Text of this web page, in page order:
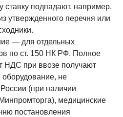
ставку подпадают, например,
утвержденного перечня или
— для отдельных
по ст. 150 НК РФ. Полное
НДС при ввозе получают
оборудование, не
(при наличии
медицинские
постановления